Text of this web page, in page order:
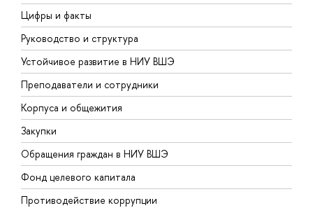
Цифры и факты
Руководство и структура
Устойчивое развитие в НИУ ВШЭ
Преподаватели и сотрудники
Корпуса и общежития
Закупки
Обращения граждан в НИУ ВШЭ
Фонд целевого капитала
Противодействие коррупции